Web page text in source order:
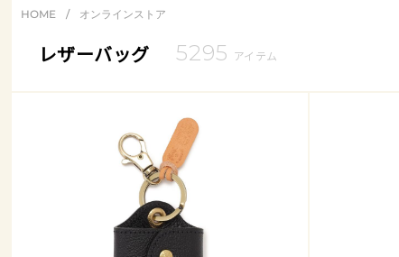
HOME / オンラインストア
レザーバッグ 5295 アイテム